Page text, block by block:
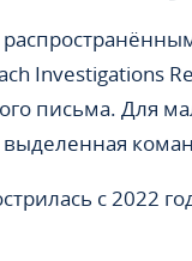
Investigations
письма. Для
с 2022